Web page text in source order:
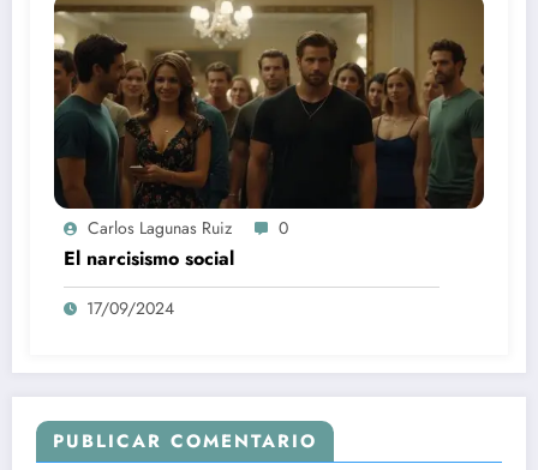
Carlos Lagunas Ruiz 0
El narcisismo social
17/09/2024
PUBLICAR COMENTARIO